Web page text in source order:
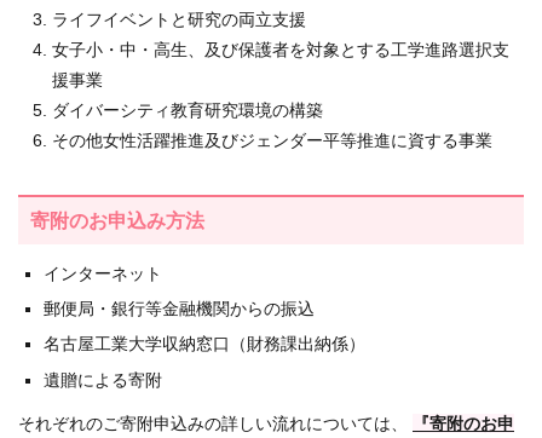
ライフイベントと研究の両立支援
女子小・中・高生、及び保護者を対象とする工学進路選択支
援事業
ダイバーシティ教育研究環境の構築
その他女性活躍推進及びジェンダー平等推進に資する事業
寄附のお申込み方法
インターネット
郵便局・銀行等金融機関からの振込
名古屋工業大学収納窓口（財務課出納係）
遺贈による寄附
それぞれのご寄附申込みの詳しい流れについては、
『寄附のお申